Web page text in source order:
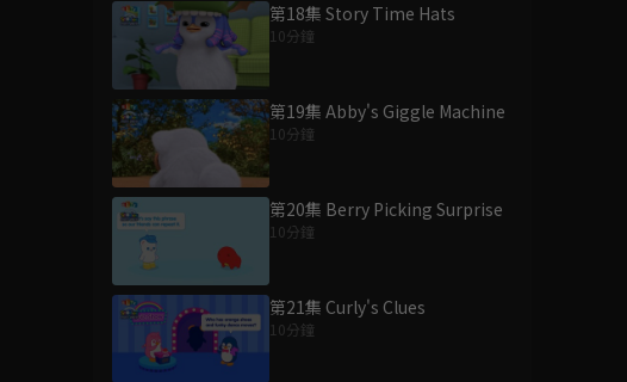
第18集 Story Time Hats
10分鐘
第19集 Abby's Giggle Machine
10分鐘
第20集 Berry Picking Surprise
10分鐘
第21集 Curly's Clues
10分鐘